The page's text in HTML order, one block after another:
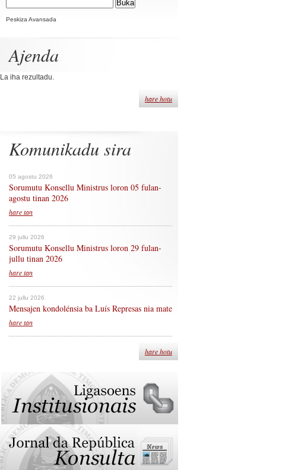
Peskiza Avansada
Ajenda
La iha rezultadu.
hare hotu
Komunikadu sira
05 agostu 2026
Sorumutu Konsellu Ministrus loron 05 fulan-
agostu tinan 2026
hare tan
29 jullu 2026
Sorumutu Konsellu Ministrus loron 29 fulan-
jullu tinan 2026
hare tan
22 jullu 2026
Mensajen kondolénsia ba Luís Represas nia mate
hare tan
hare hotu